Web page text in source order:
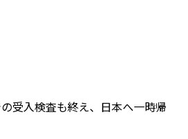
受入検査も終え、日本へ一時帰